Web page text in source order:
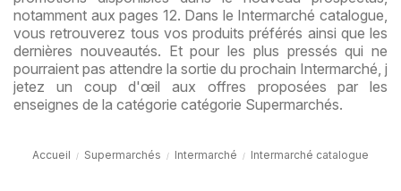
notamment aux pages 12. Dans le Intermarché catalogue,
vous retrouverez tous vos produits préférés ainsi que les
dernières nouveautés. Et pour les plus pressés qui ne
pourraient pas attendre la sortie du prochain Intermarché, j
jetez un coup d'œil aux offres proposées par les
enseignes de la catégorie catégorie Supermarchés.
Accueil Supermarchés Intermarché Intermarché catalogue